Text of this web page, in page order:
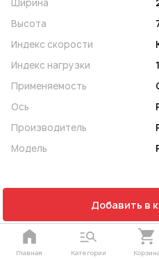
Ширина
Высота
Индекс скорости
Индекс нагрузки
Применяемость
Ось
Производитель
Модель
Добавить в
Главная Категории